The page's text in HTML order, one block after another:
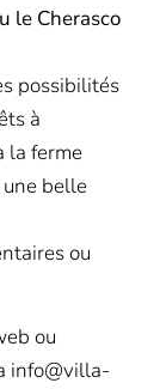
le Cherasco
possibilités
à
la ferme
belle
ou
ou
info@villa-